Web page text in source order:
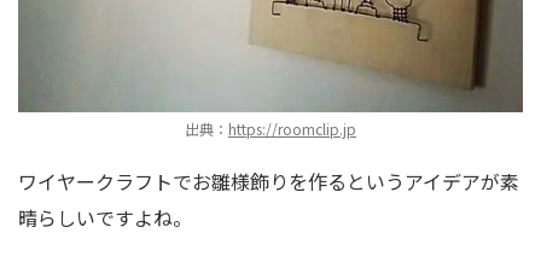
出典： https://roomclip.jp
ワイヤークラフトでお雛様飾りを作るというアイデアが素
晴らしいですよね。